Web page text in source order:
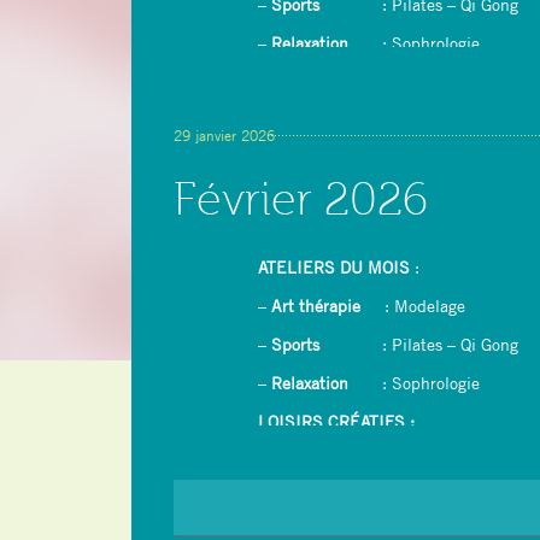
– Sports
: Pilates – Qi Gong
– Relaxation : Sophrologie
– Yoga du rire
29 janvier 2026
Février 2026
ATELIERS DU MOIS :
– Art thérapie : Modelage
– Sports
: Pilates – Qi Gong
– Relaxation : Sophrologie
LOISIRS CRÉATIFS :